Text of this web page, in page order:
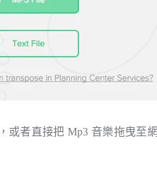
或者直接把 Mp3 音樂拖曳至